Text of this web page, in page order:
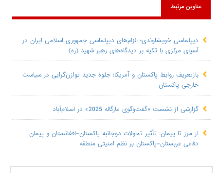
عناوین مرتبط
دیپلماسی خویشاوندی؛ الزام‌های دیپلماسی جمهوری اسلامی ایران در
آسیای مرکزی با تکیه بر دیدگاه‌های رهبر شهید (ره)
بازتعریف روابط پاکستان و آمریکا؛ جلوۀ جدید توازن‌گرایی در سیاست
خارجی پاکستان
گزارشی از نشست «گفت‌وگوی مارگاله 2025» در اسلام‌آباد
از مرز تا پیمان: تأثیر تحولات دوجانبه پاکستان–افغانستان و پیمان
دفاعی عربستان–پاکستان بر نظم امنیتی منطقه